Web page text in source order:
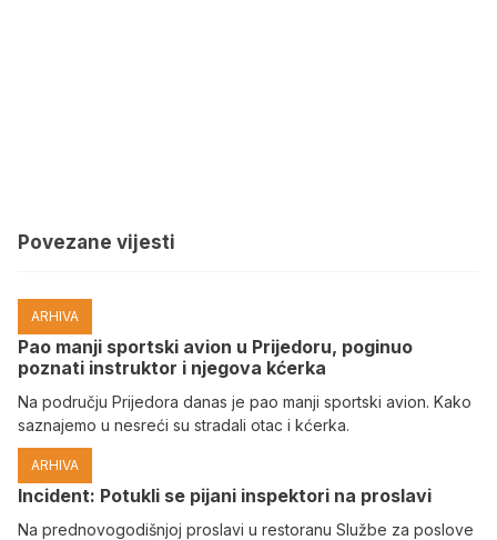
Povezane vijesti
ARHIVA
Pao manji sportski avion u Prijedoru, poginuo
poznati instruktor i njegova kćerka
Na području Prijedora danas je pao manji sportski avion. Kako
saznajemo u nesreći su stradali otac i kćerka.
ARHIVA
Incident: Potukli se pijani inspektori na proslavi
Na prednovogodišnjoj proslavi u restoranu Službe za poslove